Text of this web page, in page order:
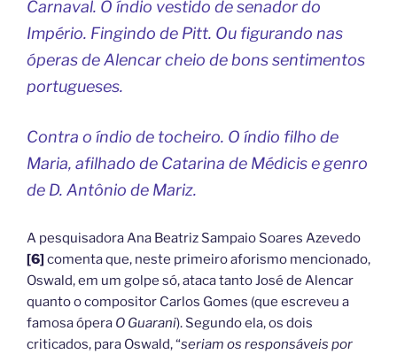
Carnaval. O índio vestido de senador do
Império. Fingindo de Pitt. Ou figurando nas
óperas de Alencar cheio de bons sentimentos
portugueses.
Contra o índio de tocheiro. O índio filho de
Maria, afilhado de Catarina de Médicis e genro
de D. Antônio de Mariz.
A pesquisadora Ana Beatriz Sampaio Soares Azevedo
[6] comenta que, neste primeiro aforismo mencionado,
Oswald, em um golpe só, ataca tanto José de Alencar
quanto o compositor Carlos Gomes (que escreveu a
famosa ópera O Guarani). Segundo ela, os dois
criticados, para Oswald, “seriam os responsáveis por